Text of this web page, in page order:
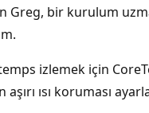
Greg, bir kurulum
izlemek için
ısı koruması